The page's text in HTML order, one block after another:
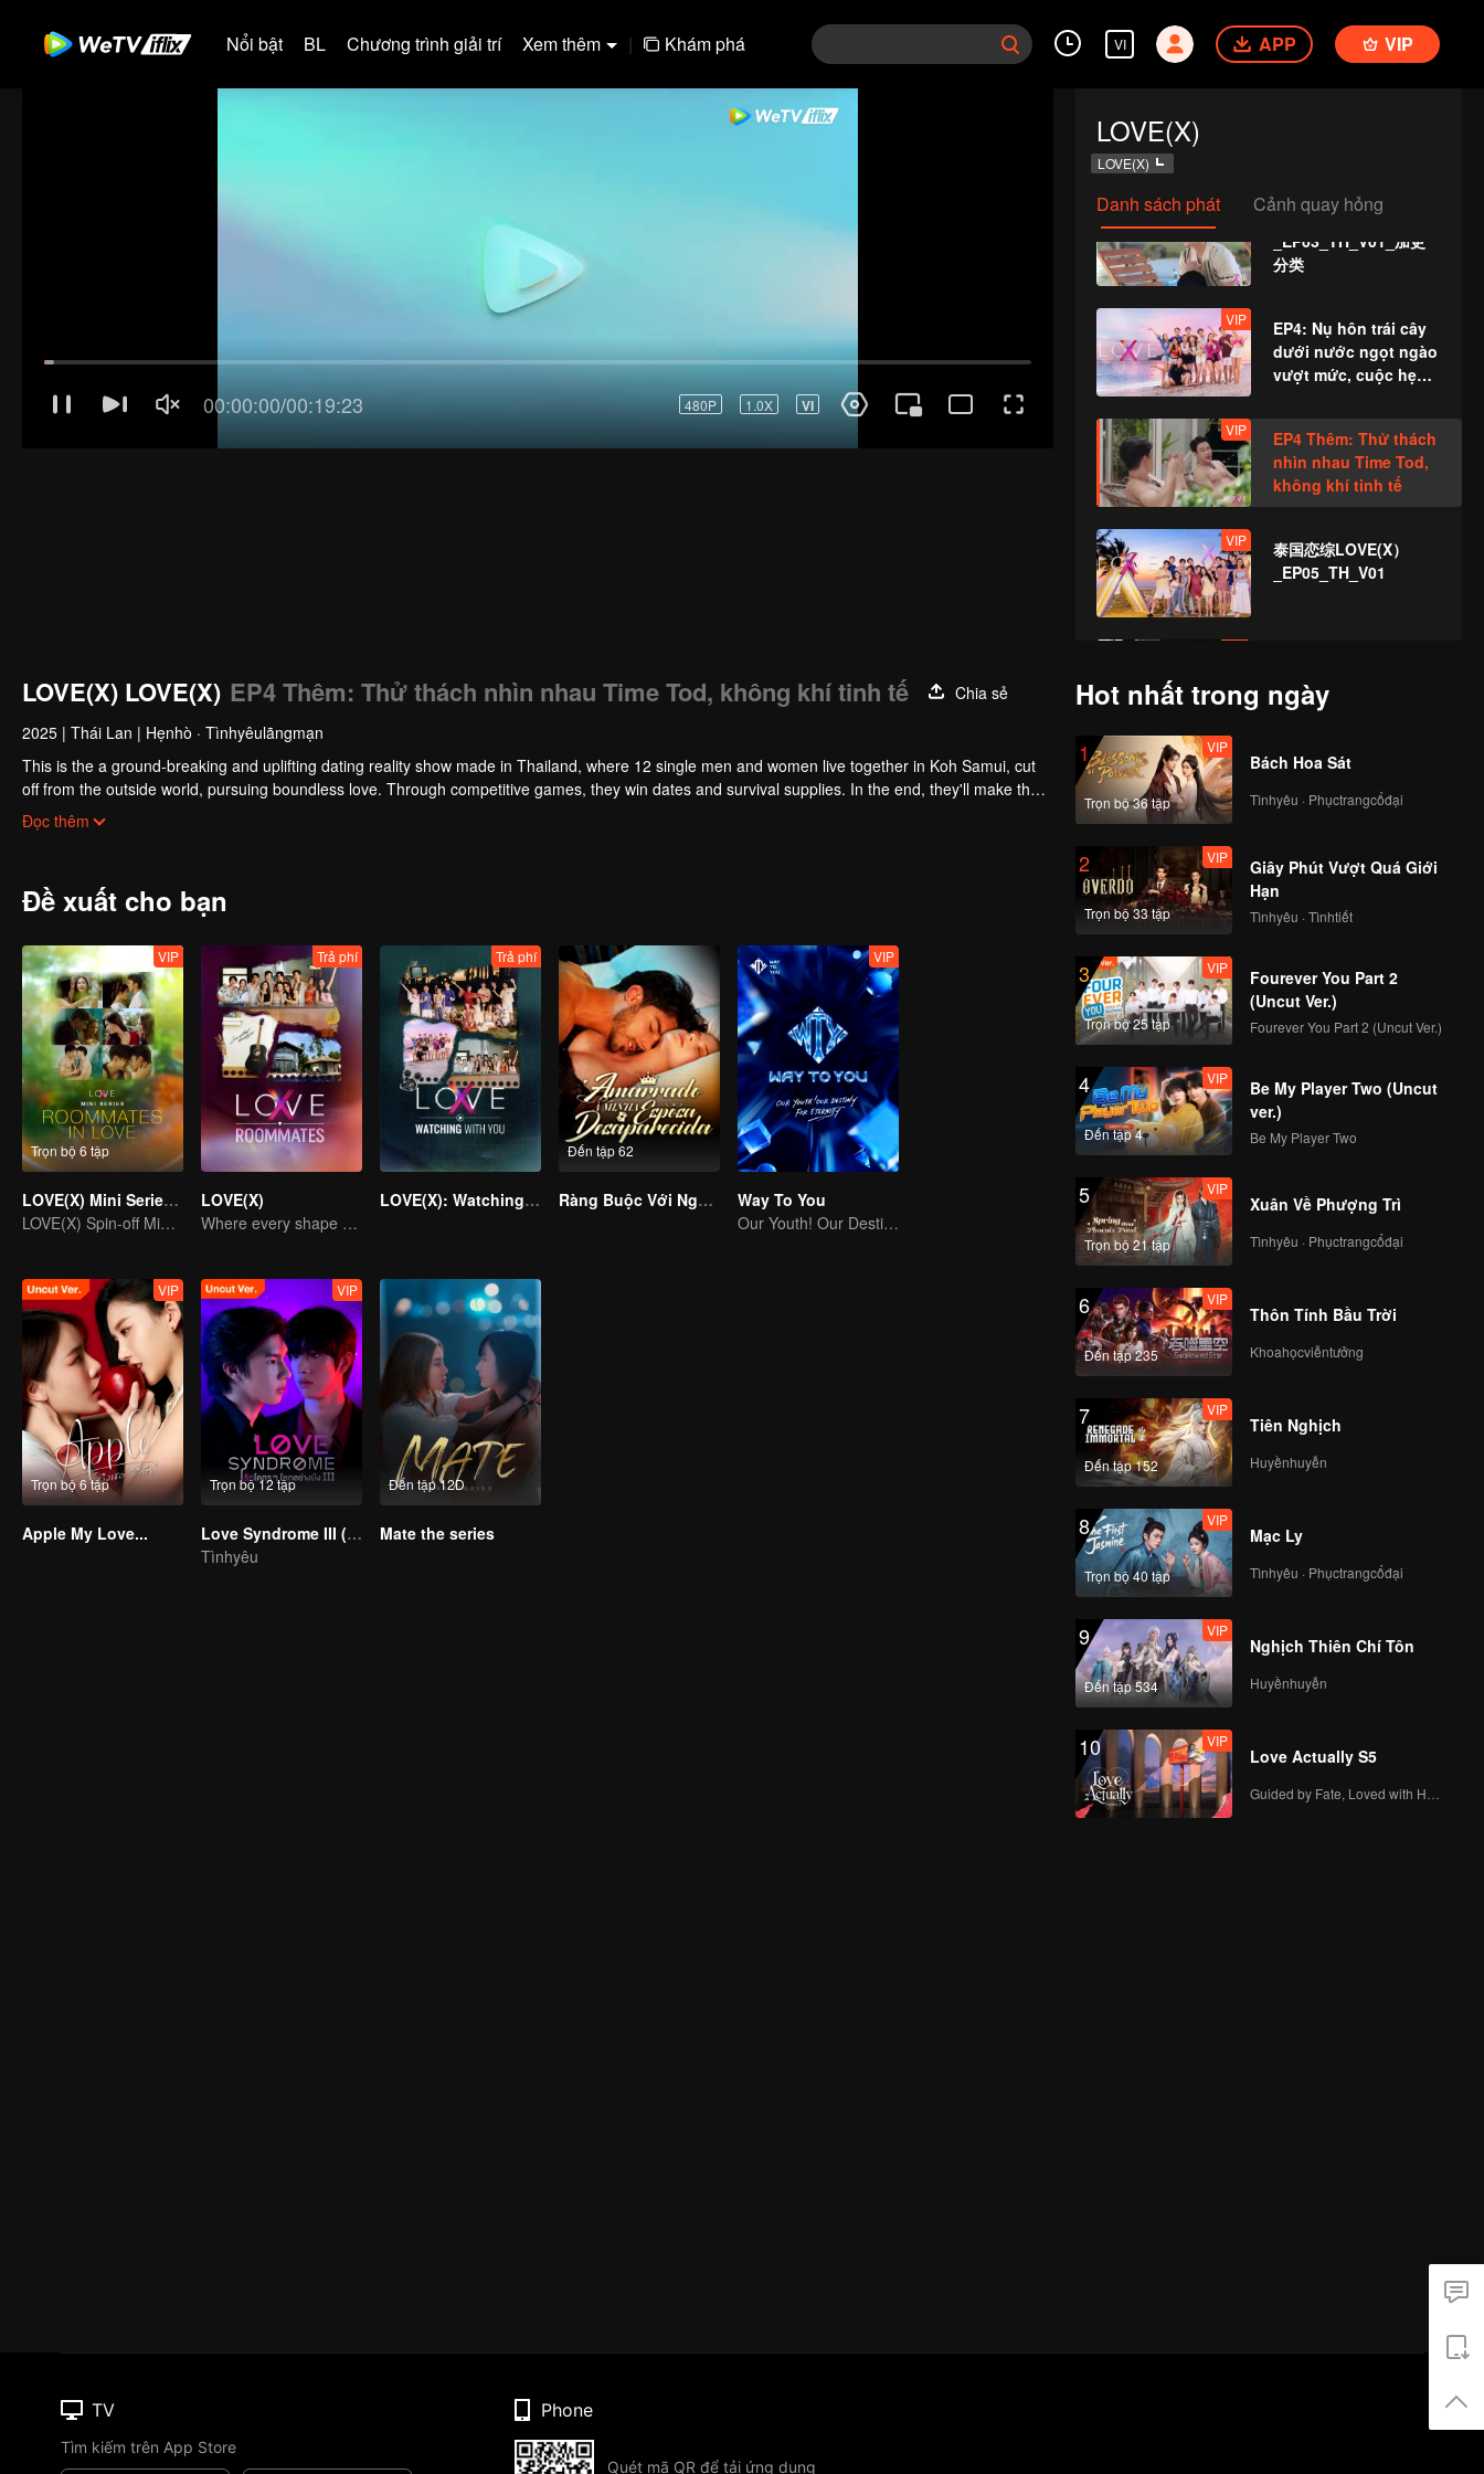
Nổi bật BL Chương trình giải trí Xem thêm | Khám phá VI APP VIP
LOVE(X)
LOVE(X)
Danh sách phát Cảnh quay hỏng
Tập 2 (EP02) - Bản
tiếng Thái (TH_V02) -
Phần bổ sung.mov
泰国恋综LOVE(X）
_EP03_TH_V01_加更
分类
VIP
EP4: Nụ hôn trái cây
dưới nước ngọt ngào
vượt mức, cuộc hẹn
khơi mở cảm giác
tuyệt vời
VIP
EP4 Thêm: Thử thách
nhìn nhau Time Tod,
không khí tinh tế
VIP
泰国恋综LOVE(X）
_EP05_TH_V01
chuyện đêm trên bãi
cỏ tiếp tục! Liệu bốn
tấm lòng của mình?
VIP
EP6: Đại xáo trộn
phòng biệt thự! Đối
cuộc là ai?
VIP
EP6 Thêm: Nam Nung
"Công chúa cõng"
Sunny, Joy Mill đặt
điểm ngọt ngào
VIP
EP7: Cặp đôi cùng
đến X-Land tràn ngập
bất ngờ, Namnung
hỏi ý tứ!
VIP
EP7 Thêm: Cảnh
huyền thoại trong
phòng tắm của
Cherry Asse ngọt
ngào trao nhau nụ
hôn
VIP
EP8: Tất cả thành
viên tập trung trên
đầu tiên kể về những
rung động đầu đời
VIP
泰国恋综LOVE(X）
_EP08_TH_V04_加更
VIP
EP9: Đêm hẹn hò X-
Land cuối cùng! Kết
tiết lộ!
VIP
EP9 Extra: A Clash of
Love Perspectives
Downhearted?
VIP
泰国恋综LOVE(X）
_EP10_TH_V02
VIP
EP10 Thêm: Nụ hôn
son môi kỷ niệm, hãy
LOVE(X) LOVE(X) EP4 Thêm: Thử thách nhìn nhau Time Tod, không khí tinh tế
Chia sẻ
2025 | Thái Lan | Hẹnhò · Tìnhyêulãngmạn
This is the a ground-breaking and uplifting dating reality show made in Thailand, where 12 single men and women live together in Koh Samui, cut
off from the outside world, pursuing boundless love. Through competitive games, they win dates and survival supplies. In the end, they'll make the
final choice about who they want to keep seeing after the show.
"X" stands for the unknown, crossing paths and infinite possibilities — find the “X” of your dreams together!
Đọc thêm
Đề xuất cho bạn
Trọn bộ 6 tập
VIP
LOVE(X) Mini Series: Roommates In Love
LOVE(X) Spin-off Mini Series
Trả phí
LOVE(X)
Where every shape of love meets, every color of heart beats
Trả phí
LOVE(X): Watching With You
Đến tập 62
Ràng Buộc Với Người Vợ Mất Tích
VIP
Way To You
Our Youth! Our Destiny! For Eternity
Trọn bộ 6 tập
VIP
Apple My Love...
Trọn bộ 12 tập
VIP
Love Syndrome III (Uncut Ver.)
Tìnhyêu
Đến tập 12D
Mate the series
Hot nhất trong ngày
1
Trọn bộ 36 tập
VIP
Bách Hoa Sát
Tìnhyêu · Phụctrangcổđại
2
Trọn bộ 33 tập
VIP
Giây Phút Vượt Quá Giới
Hạn
Tìnhyêu · Tìnhtiết
3
Trọn bộ 25 tập
VIP
Fourever You Part 2
(Uncut Ver.)
Fourever You Part 2 (Uncut Ver.)
4
Đến tập 4
VIP
Be My Player Two (Uncut
ver.)
Be My Player Two
5
Trọn bộ 21 tập
VIP
Xuân Về Phượng Trì
Tìnhyêu · Phụctrangcổđại
6
Đến tập 235
VIP
Thôn Tính Bầu Trời
Khoahọcviễntưởng
7
Đến tập 152
VIP
Tiên Nghịch
Huyềnhuyễn
8
Trọn bộ 40 tập
VIP
Mạc Ly
Tìnhyêu · Phụctrangcổđại
9
Đến tập 534
VIP
Nghịch Thiên Chí Tôn
Huyềnhuyễn
10 VIP
Love Actually S5
TV
Tìm kiếm trên App Store
Phone
Quét mã QR để tải ứng dụng